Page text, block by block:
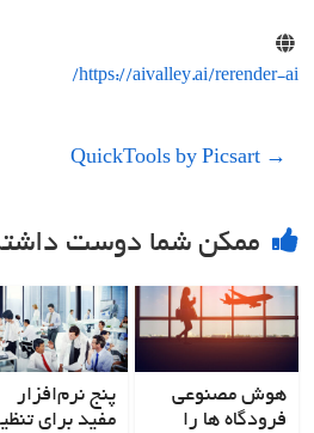
https://aivalley.ai/rerender-ai/
→
QuickTools by Picsart
ممکن شما دوست
هوش مصنوعی
فرودگاه ها را
پنج نرم‌افزار
مفید برای